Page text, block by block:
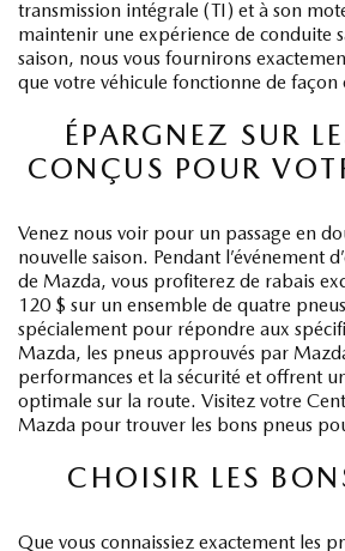
transmission intégrale (TI) et à son
maintenir une expérience de conduite
saison, nous vous fournirons
que votre véhicule fonctionne de
ÉPARGNEZ SUR
CONÇUS POUR
Venez nous voir pour un passage en
nouvelle saison. Pendant l’événement
de Mazda, vous profiterez de rabais
120 $ sur un ensemble de quatre
spécialement pour répondre aux
Mazda, les pneus approuvés par
performances et la sécurité et offrent
optimale sur la route. Visitez votre
Mazda pour trouver les bons pneus
CHOISIR LES
Que vous connaissiez exactement les